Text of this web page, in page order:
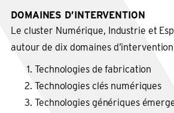
DOMAINES D’INTERVENTION
Le cluster Numérique, Industrie et
autour de dix domaines
Technologies de fabrication
Technologies clés numériques
Technologies génériques